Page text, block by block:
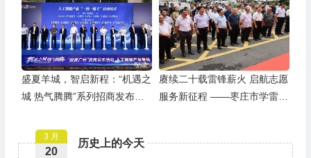
盛夏羊城，智启新程：“机遇之
城 热气腾腾”系列招商发布活
赓续二十载雷锋薪火 启航志愿
服务新征程 ——枣庄市学雷锋
历史上的今天
3 月
20